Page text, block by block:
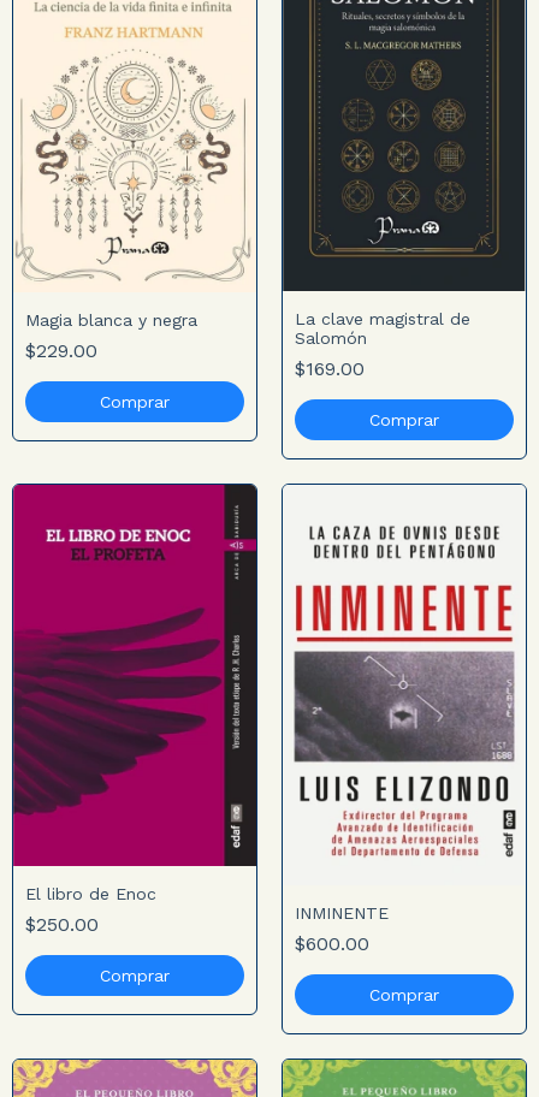
Magia blanca y negra
$229.00
La clave magistral de
Salomón
$169.00
El libro de Enoc
$250.00 INMINENTE
$600.00